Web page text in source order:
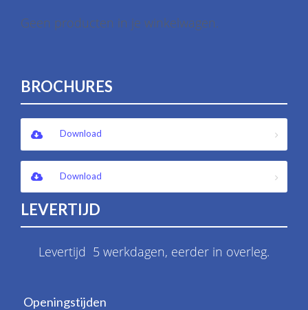
Geen producten in je winkelwagen.
BROCHURES
Download
Download
LEVERTIJD
Levertijd 5 werkdagen, eerder in overleg.
Openingstijden